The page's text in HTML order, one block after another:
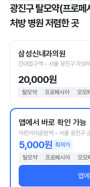
광진구 탈모약(프로페
처방 병원 저렴한 곳
삼성신내과의원
건대입구역 • 서울 광진구 자양
20,000원
탈모약 프로페시아 모모
앱에서 바로 확인 가능
어린이대공원역 • 서울 광진구
5,000원 최저가
탈모약
프로페시아 모모
앱